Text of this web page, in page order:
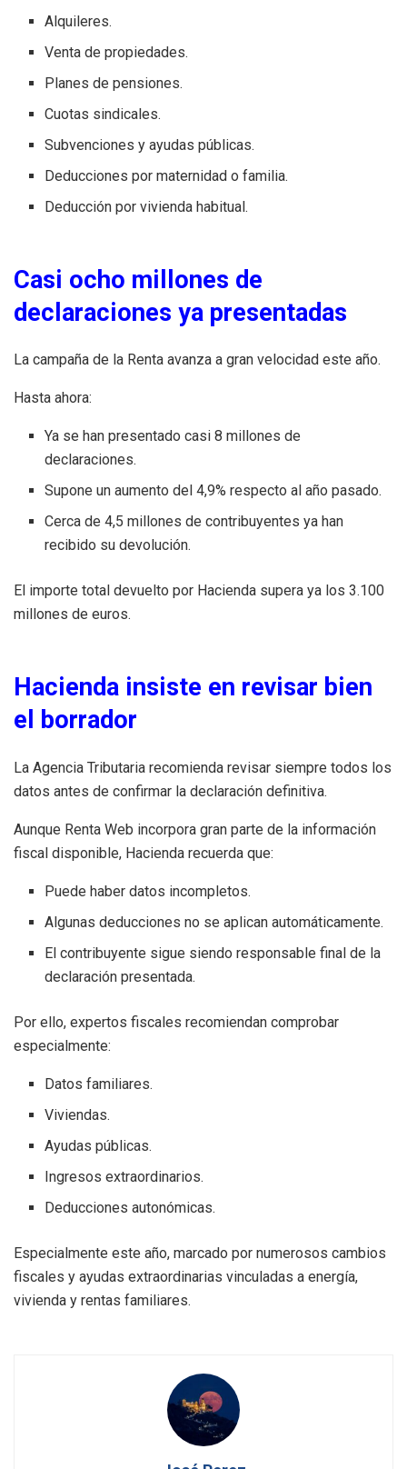
Alquileres.
Venta de propiedades.
Planes de pensiones.
Cuotas sindicales.
Subvenciones y ayudas públicas.
Deducciones por maternidad o familia.
Deducción por vivienda habitual.
Casi ocho millones de
declaraciones ya presentadas
La campaña de la Renta avanza a gran velocidad este año.
Hasta ahora:
Ya se han presentado casi 8 millones de
declaraciones.
Supone un aumento del 4,9% respecto al año pasado.
Cerca de 4,5 millones de contribuyentes ya han
recibido su devolución.
El importe total devuelto por Hacienda supera ya los 3.100
millones de euros.
Hacienda insiste en revisar bien
el borrador
La Agencia Tributaria recomienda revisar siempre todos los
datos antes de confirmar la declaración definitiva.
Aunque Renta Web incorpora gran parte de la información
fiscal disponible, Hacienda recuerda que:
Puede haber datos incompletos.
Algunas deducciones no se aplican automáticamente.
El contribuyente sigue siendo responsable final de la
declaración presentada.
Por ello, expertos fiscales recomiendan comprobar
especialmente:
Datos familiares.
Viviendas.
Ayudas públicas.
Ingresos extraordinarios.
Deducciones autonómicas.
Especialmente este año, marcado por numerosos cambios
fiscales y ayudas extraordinarias vinculadas a energía,
vivienda y rentas familiares.